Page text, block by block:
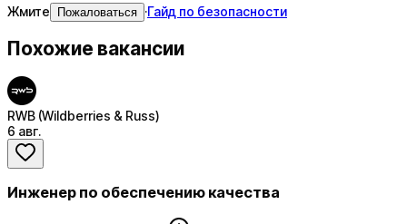
Жмите
Пожаловаться ·Гайд по безопасности
Похожие вакансии
RWB (Wildberries & Russ)
6 авг.
Инженер по обеспечению качества